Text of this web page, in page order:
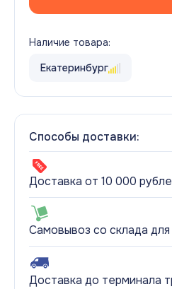
Наличие товара:
Екатеринбург
Способы доставки:
Доставка от 10 000
Самовывоз со склада для
Доставка до терминала